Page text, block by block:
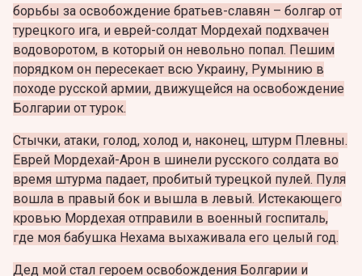
борьбы за освобождение братьев-славян – болгар от
турецкого ига, и еврей-солдат Мордехай подхвачен
водоворотом, в который он невольно попал. Пешим
порядком он пересекает всю Украину, Румынию в
походе русской армии, движущейся на освобождение
Болгарии от турок.
Стычки, атаки, голод, холод и, наконец, штурм Плевны.
Еврей Мордехай-Арон в шинели русского солдата во
время штурма падает, пробитый турецкой пулей. Пуля
вошла в правый бок и вышла в левый. Истекающего
кровью Мордехая отправили в военный госпиталь,
где моя бабушка Нехама выхаживала его целый год.
Дед мой стал героем освобождения Болгарии и